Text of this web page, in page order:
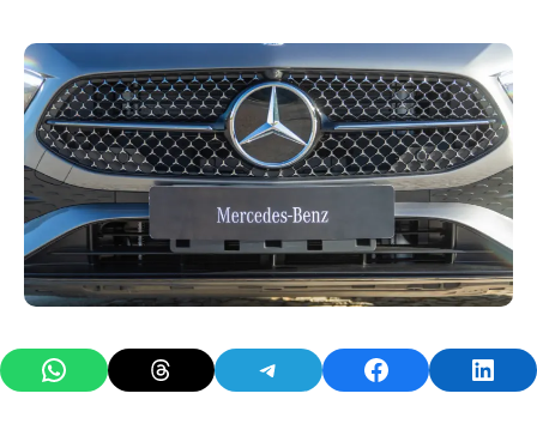
Share on WhatsAppShare on ThreadsShare on TelegramShare on Facebook